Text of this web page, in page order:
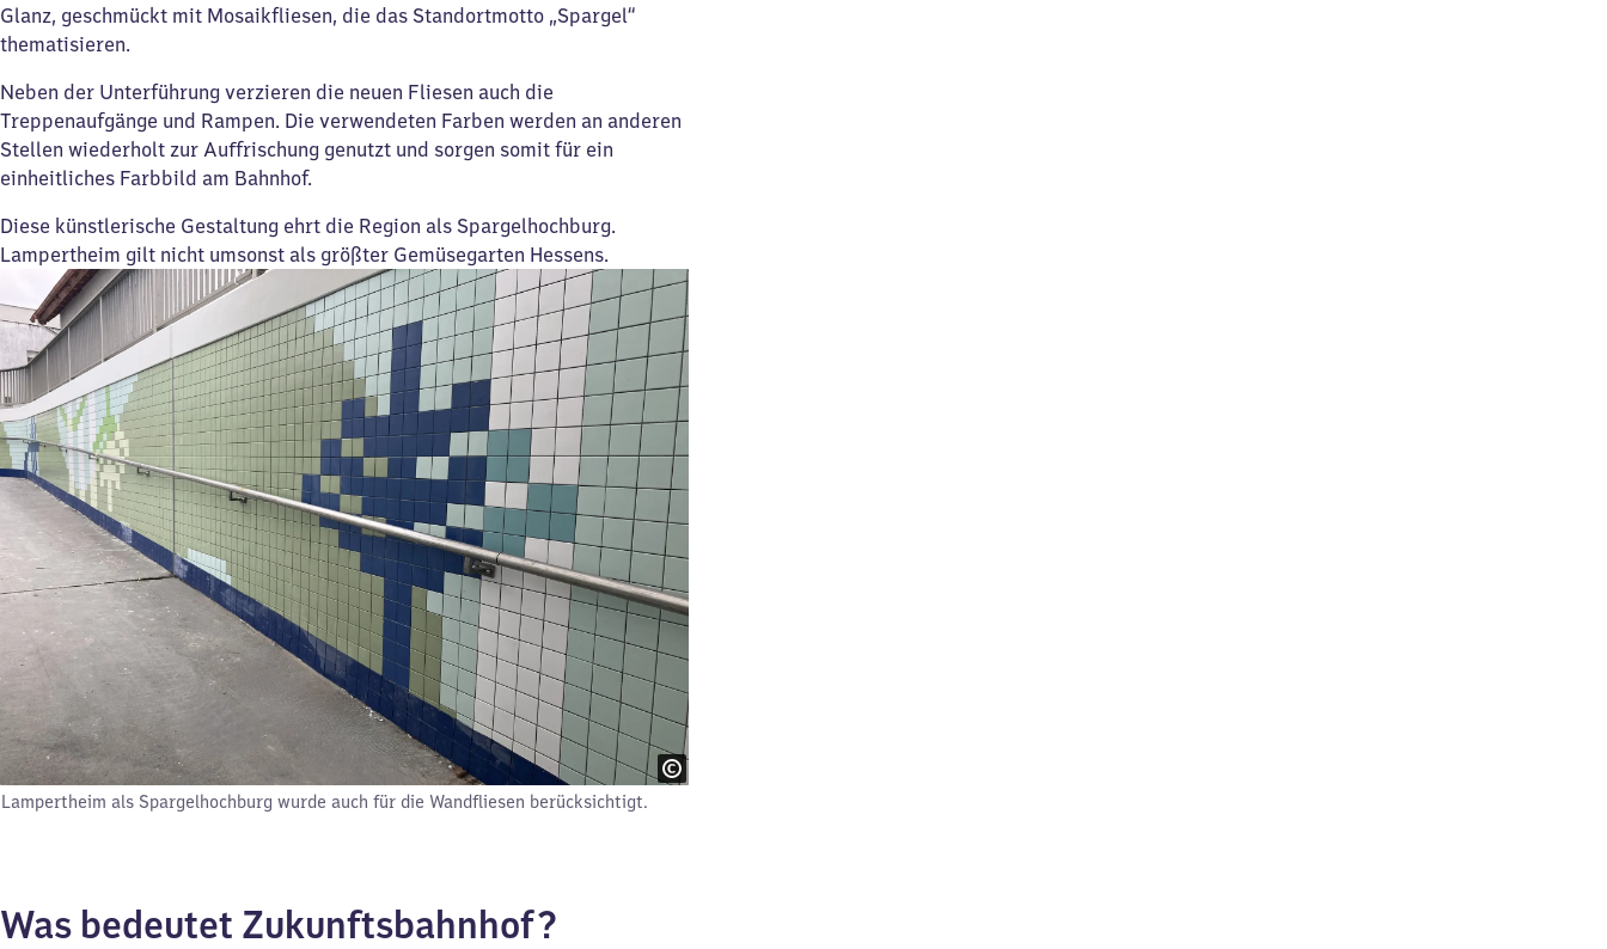
Glanz, geschmückt mit Mosaikfliesen, die das Standortmotto „Spargel“
thematisieren.
Neben der Unterführung verzieren die neuen Fliesen auch die
Treppenaufgänge und Rampen. Die verwendeten Farben werden an anderen
Stellen wiederholt zur Auffrischung genutzt und sorgen somit für ein
einheitliches Farbbild am Bahnhof.
Diese künstlerische Gestaltung ehrt die Region als Spargelhochburg.
Lampertheim gilt nicht umsonst als größter Gemüsegarten Hessens.
Lampertheim als Spargelhochburg wurde auch für die Wandfliesen berücksichtigt.
Was bedeutet Zukunftsbahnhof?